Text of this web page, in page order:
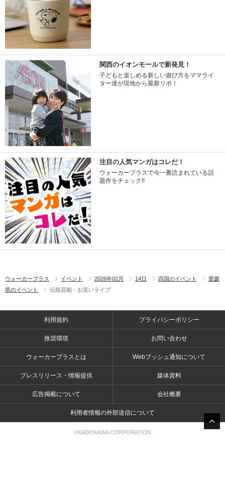
関西のイオンモールで新発見！
子どもと楽しめる新しい遊び方をママライ
ター達が現地から最新リポ！
注目の人気マンガはコレだ！
ウォーカープラスで今一番読まれている話
題作をチェック!!
ウォーカープラス イベント 2026年02月 14日 四国のイベント
愛媛
県のイベント
伝統芸能・お笑いライブ
利用規約 プライバシーポリシー
推奨環境 お問い合わせ
ウォーカープラスとは Webプッシュ通知について
プレスリリース・情報提供 媒体資料
広告掲載について 会社概要
利用者情報の外部送信について
©KADOKAWA CORPORATION